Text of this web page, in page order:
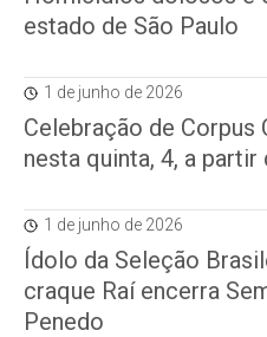
estado de São Paulo
1 de junho de 2026
Celebração de Corpus
nesta quinta, 4, a partir
1 de junho de 2026
Ídolo da Seleção
craque Raí encerra
Penedo